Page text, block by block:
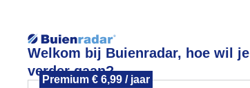
Welkom bij Buienradar, hoe wil je
verder gaan?
Premium € 6,99 / jaar
Lees meer.
Foto en video Weerzine